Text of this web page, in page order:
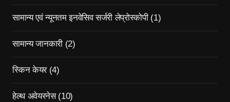
सामान्य एवं न्यूनतम इनवेसिव सर्जरी लेप्रोस्कोपी(1)
सामान्य जानकारी(2)
स्किन केयर(4)
हेल्थ अवेयरनेस(10)